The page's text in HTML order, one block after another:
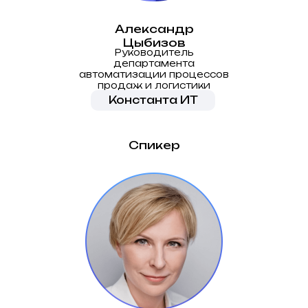
Александр
Цыбизов
Руководитель
департамента
автоматизации процессов
продаж и логистики
Константа ИТ
Спикер